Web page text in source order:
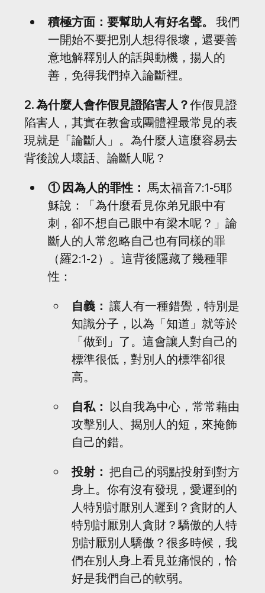
積極方面：要幫助人有好名聲。
我們
一開始不要把別人想得很壞，還要善
意地解釋別人的話與動機，揚人的
善，免得我們掉入論斷裡。
2. 為什麼人會作假見證陷害人？作假見證
陷害人，其實在教會或團體裡最常見的表
現就是「論斷人」。為什麼人這麼容易去
背後說人壞話、論斷人呢？
① 因為人的罪性： 馬太福音7:1-5耶
穌說：「為什麼看見你弟兄眼中有
刺，卻不想自己眼中有梁木呢？」論
斷人的人常忽略自己也有同樣的罪
（羅2:1-2）。這背後隱藏了幾種罪
性：
自義： 讓人有一種錯覺，特別是
知識分子，以為「知道」就等於
「做到」了。這會讓人對自己的
標準很低，對別人的標準卻很
高。
自私： 以自我為中心，常常藉由
攻擊別人、揭別人的短，來掩飾
自己的錯。
投射： 把自己的弱點投射到對方
身上。你有沒有發現，愛遲到的
人特別討厭別人遲到？貪財的人
特別討厭別人貪財？驕傲的人特
別討厭別人驕傲？很多時候，我
們在別人身上看見並痛恨的，恰
好是我們自己的軟弱。